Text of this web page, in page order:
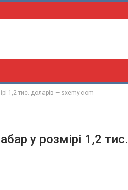
1,2 тис. доларів — sxemy.com
у розмірі 1,2 тис.